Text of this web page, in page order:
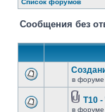
Список форумов
Сообщения без
в форуме
T10 -
в форуме